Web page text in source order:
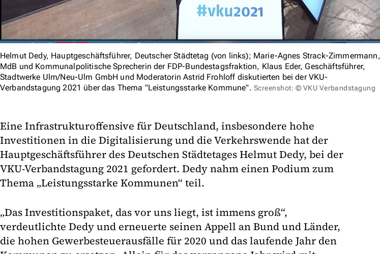
Helmut Dedy, Hauptgeschäftsführer, Deutscher Städtetag (von links); Marie-Agnes Strack-Zimmermann,
MdB und Kommunalpolitische Sprecherin der FDP-Bundestagsfraktion, Klaus Eder, Geschäftsführer,
Stadtwerke Ulm/Neu-Ulm GmbH und Moderatorin Astrid Frohloff diskutierten bei der VKU-
Verbandstagung 2021 über das Thema "Leistungsstarke Kommune". Screenshot: © VKU Verbandstagung
Eine Infrastrukturoffensive für Deutschland, insbesondere hohe
Investitionen in die Digitalisierung und die Verkehrswende hat der
Hauptgeschäftsführer des Deutschen Städtetages Helmut Dedy, bei der
VKU-Verbandstagung 2021 gefordert. Dedy nahm einen Podium zum
Thema „Leistungsstarke Kommunen“ teil.
„Das Investitionspaket, das vor uns liegt, ist immens groß“,
verdeutlichte Dedy und erneuerte seinen Appell an Bund und Länder,
die hohen Gewerbesteuerausfälle für 2020 und das laufende Jahr den